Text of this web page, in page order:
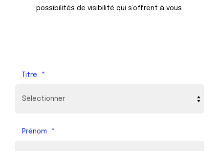
possibilités de visibilité qui s’offrent à vous.
Titre *
Prénom *